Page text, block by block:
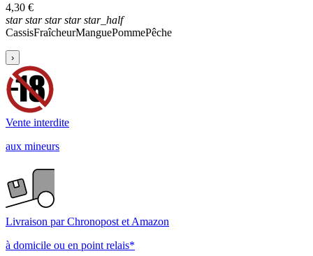
4,30 €
starstarstarstarstar_half
CassisFraîcheurManguePommePêche
›
Vente interdite
aux mineurs
Livraison par Chronopost et Amazon
à domicile ou en point relais*